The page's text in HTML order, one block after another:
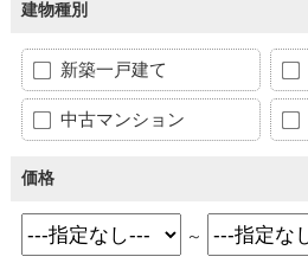
建物種別
新築一戸建て
中古マンション
価格
～